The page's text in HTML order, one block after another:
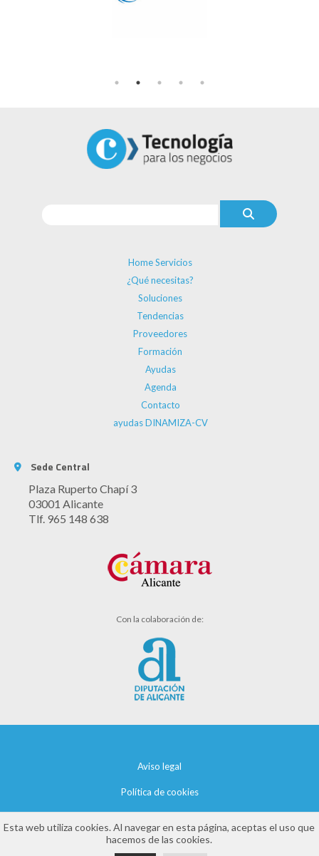
Home Servicios
¿Qué necesitas?
Soluciones
Tendencias
Proveedores
Formación
Ayudas
Agenda
Contacto
ayudas DINAMIZA-CV
Sede Central
Plaza Ruperto Chapí 3
03001 Alicante
Tlf. 965 148 638
Con la colaboración de:
Aviso legal
Política de cookies
Esta web utiliza cookies. Al navegar en esta página, aceptas el uso que
hacemos de las cookies.